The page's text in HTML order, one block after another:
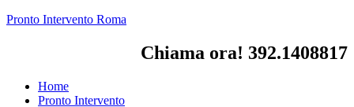
Pronto Intervento Roma
Chiama ora! 392.1408817
Home
Pronto Intervento